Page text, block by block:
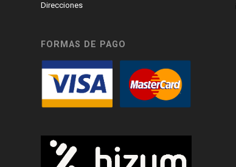
Direcciones
FORMAS DE PAGO